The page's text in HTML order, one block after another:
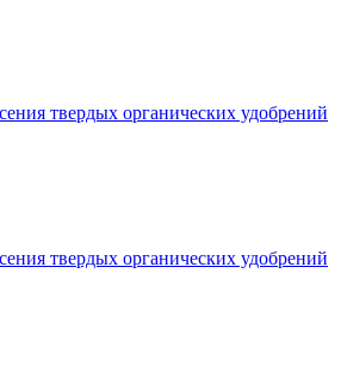
твердых органических удобрений
твердых органических удобрений